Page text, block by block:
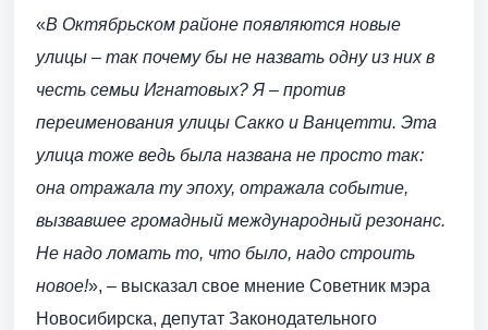
«В Октябрьском районе появляются новые
улицы – так почему бы не назвать одну из них в
честь семьи Игнатовых? Я – против
переименования улицы Сакко и Ванцетти. Эта
улица тоже ведь была названа не просто так:
она отражала ту эпоху, отражала событие,
вызвавшее громадный международный резонанс.
Не надо ломать то, что было, надо строить
новое!», – высказал свое мнение Советник мэра
Новосибирска, депутат Законодательного